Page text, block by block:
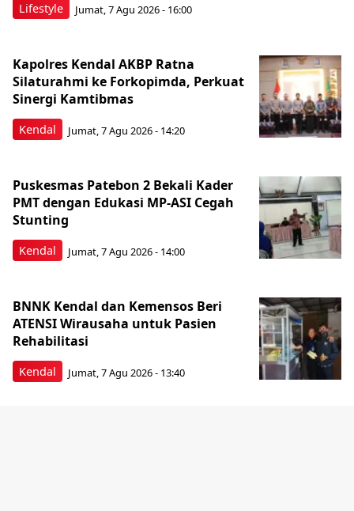
Lifestyle Jumat, 7 Agu 2026 - 16:00
Kendal
Kapolres Kendal AKBP Ratna
Silaturahmi ke Forkopimda, Perkuat
Sinergi Kamtibmas
Jumat, 7 Agu 2026 - 14:20
Kendal
Puskesmas Patebon 2 Bekali Kader
PMT dengan Edukasi MP-ASI Cegah
Stunting
Jumat, 7 Agu 2026 - 14:00
Kendal
BNNK Kendal dan Kemensos Beri
ATENSI Wirausaha untuk Pasien
Rehabilitasi
Jumat, 7 Agu 2026 - 13:40